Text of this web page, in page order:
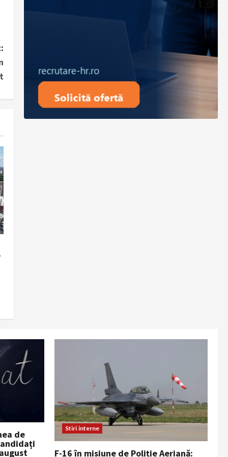
de
Stiri interne
F-16 în misiune de Poliție Aeriană: